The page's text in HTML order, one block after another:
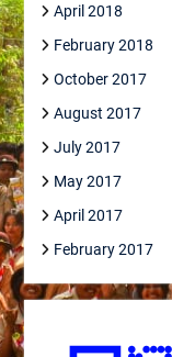
April 2018
February 2018
October 2017
August 2017
July 2017
May 2017
April 2017
February 2017